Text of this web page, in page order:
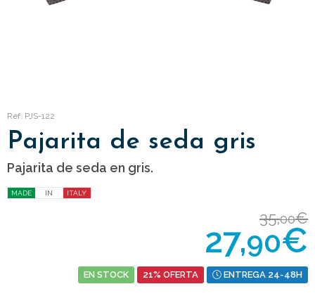
Ref: PJS-122
Pajarita de seda gris
Pajarita de seda en gris.
MADE IN ITALY
35,00€
27,90€
EN STOCK 21% OFERTA ENTREGA 24-48H